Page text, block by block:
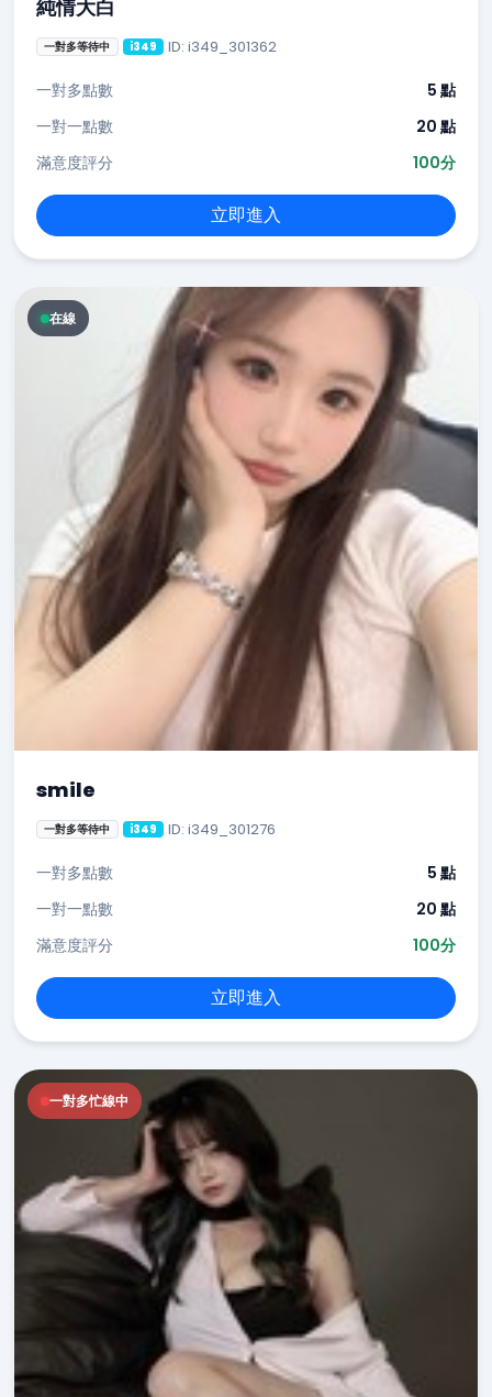
純情大白
一對多等待中 i349 ID: i349_301362
一對多點數
5 點
一對一點數
20 點
滿意度評分
100分
立即進入
在線
smile
一對多等待中 i349 ID: i349_301276
一對多點數
5 點
一對一點數
20 點
滿意度評分
100分
立即進入
一對多忙線中